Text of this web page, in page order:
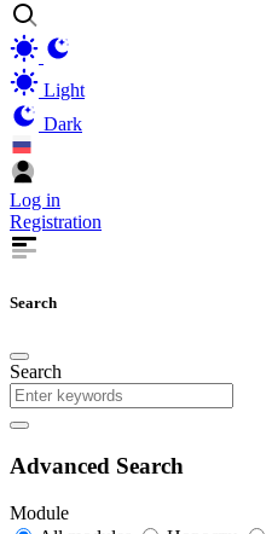
Light
Dark
Log in
Registration
Search
Search
Advanced Search
Module